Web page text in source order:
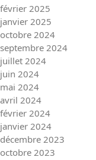
février 2025
janvier 2025
octobre 2024
septembre 2024
juillet 2024
juin 2024
mai 2024
avril 2024
février 2024
janvier 2024
décembre 2023
octobre 2023